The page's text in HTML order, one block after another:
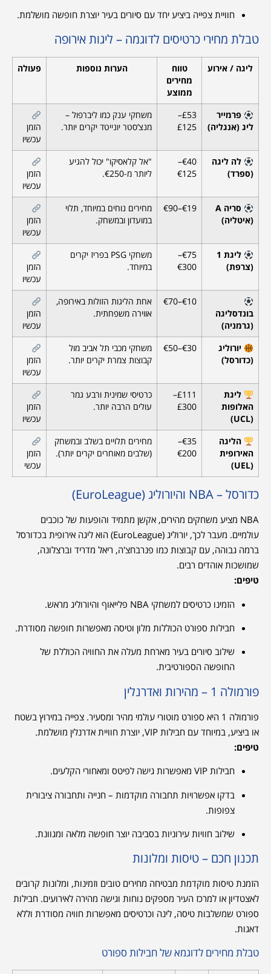
חוויית צפייה ביציע יחד עם סיורים בעיר יוצרת חופשה מושלמת.
טבלת מחירי כרטיסים לדוגמה – ליגות אירופה
ליגה / אירוע
טווח
מחירים
ממוצע
הערות נוספות פעולה
פרמייר
ליג (אנגליה)
£53–
£125
משחקי ענק כמו ליברפול –
מנצ’סטר יונייטד יקרים יותר.
הזמן
עכשיו
לה ליגה
(ספרד)
€40–
€125
"אל קלאסיקו" יכול להגיע
ליותר מ-€250.
הזמן
עכשיו
סריה A
(איטליה)
€19–€90
מחירים נוחים במיוחד, תלוי
במועדון ובמשחק.
הזמן
עכשיו
ליגת 1
(צרפת)
€75–
€300
משחקי PSG בפריז יקרים
במיוחד.
הזמן
עכשיו
בונדסליגה
(גרמניה)
€10–€70
אחת הליגות הזולות באירופה,
אווירה משפחתית.
הזמן
עכשיו
יורוליג
(כדורסל)
€30–€50
משחקי מכבי תל אביב מול
קבוצות צמרת יקרים יותר.
הזמן
עכשיו
ליגת
האלופות
(UCL)
£111–
£300
כרטיסי שמינית ורבע גמר
עולים הרבה יותר.
הזמן
עכשיו
הליגה
האירופית
(UEL)
€35–
€200
מחירים תלויים בשלב ובמשחק
(שלבים מאוחרים יקרים יותר).
הזמן
עכשי
כדורסל – NBA והיורוליג (EuroLeague)
NBA מציע משחקים מהירים, אקשן מתמיד והופעות של כוכבים
עולמיים. מעבר לכך, יורוליג (EuroLeague) הוא ליגה אירופית בכדורסל
ברמה גבוהה, עם קבוצות כמו פנרבחצ'ה, ריאל מדריד וברצלונה,
שמושכות אוהדים רבים.
טיפים:
הזמינו כרטיסים למשחקי NBA פלייאוף והיורוליג מראש.
חבילות ספורט הכוללות מלון וטיסה מאפשרות חופשה מסודרת.
שילוב סיורים בעיר מארחת מעלה את החוויה הכוללת של
החופשה הספורטיבית.
פורמולה 1 – מהירות ואדרנלין
פורמולה 1 היא ספורט מוטורי עולמי מהיר ומסעיר. צפייה במירוץ בשטח
או ביציע, במיוחד עם חבילות VIP, יוצרת חוויית אדרנלין מושלמת.
טיפים:
חבילות VIP מאפשרות גישה לפיטס ומאחורי הקלעים.
בדקו אפשרויות תחבורה מוקדמות – חנייה ותחבורה ציבורית
צפופות.
שילוב חוויות עירוניות בסביבה יוצר חופשה מלאה ומגוונת.
תכנון חכם – טיסות ומלונות
הזמנת טיסות מוקדמת מבטיחה מחירים טובים וזמינות, ומלונות קרובים
לאצטדיון או למרכז העיר מספקים נוחות וגישה מהירה לאירועים. חבילות
ספורט שמשלבות טיסה, לינה וכרטיסים מאפשרות חוויה מסודרת וללא
דאגות.
טבלת מחירים לדוגמא של חבילות ספורט